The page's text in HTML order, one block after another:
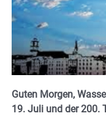
Guten Morgen,
19. Juli und der 200.